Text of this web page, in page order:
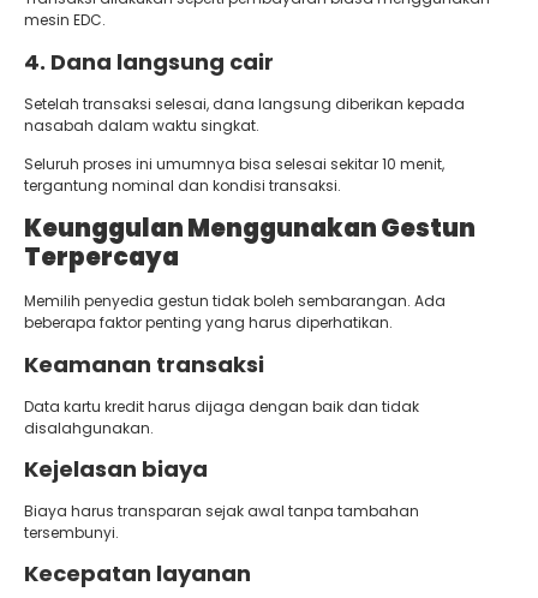
mesin EDC.
4. Dana langsung cair
Setelah transaksi selesai, dana langsung diberikan kepada
nasabah dalam waktu singkat.
Seluruh proses ini umumnya bisa selesai sekitar 10 menit,
tergantung nominal dan kondisi transaksi.
Keunggulan Menggunakan Gestun
Terpercaya
Memilih penyedia gestun tidak boleh sembarangan. Ada
beberapa faktor penting yang harus diperhatikan.
Keamanan transaksi
Data kartu kredit harus dijaga dengan baik dan tidak
disalahgunakan.
Kejelasan biaya
Biaya harus transparan sejak awal tanpa tambahan
tersembunyi.
Kecepatan layanan